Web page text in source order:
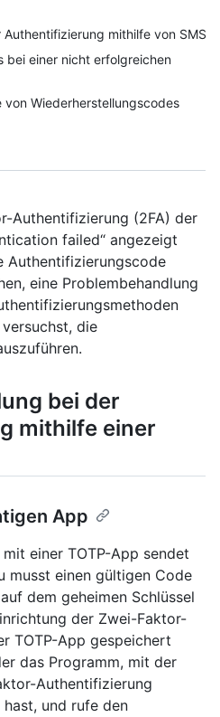
mithilfe von SMS
bei einer nicht erfolgreichen
Wiederherstellungscodes
Authentifizierung (2FA) der
failed“ angezeigt
Authentifizierungscode
eine Problembehandlung
die
bei der
mithilfe einer
App
einer TOTP-App sendet
musst einen gültigen Code
dem geheimen Schlüssel
der Zwei-Faktor-
TOTP-App gespeichert
das Programm, mit der
Authentifizierung
und rufe den